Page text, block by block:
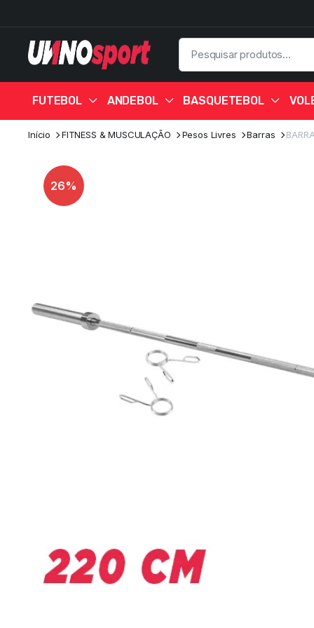
FUTEBOL ANDEBOL BASQUETEBOL
Início FITNESS & MUSCULAÇÃO Pesos Livres Barras
26%